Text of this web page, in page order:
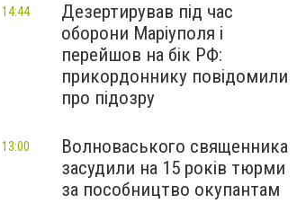
Дезертирував під час
оборони Маріуполя і
перейшов на бік РФ:
прикордоннику повідомили
про підозру
14:44
Волноваського священника
засудили на 15 років тюрми
за пособництво окупантам
13:00